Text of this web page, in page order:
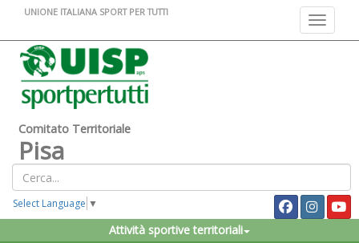
Toggle
UNIONE ITALIANA SPORT PER TUTTI
Comitato Territoriale
Pisa
Select Language ▼
Attività sportive territoriali